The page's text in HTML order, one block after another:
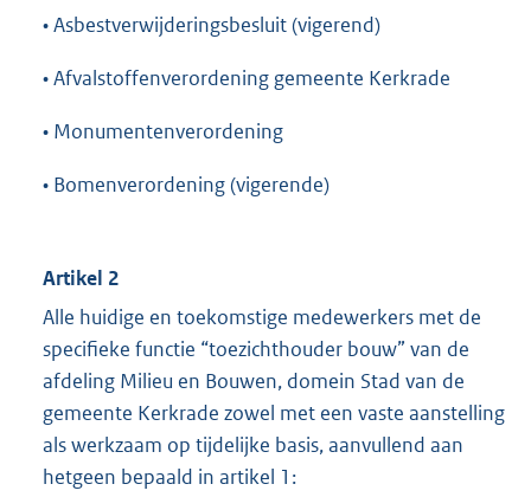
• Asbestverwijderingsbesluit (vigerend)
• Afvalstoffenverordening gemeente Kerkrade
• Monumentenverordening
• Bomenverordening (vigerende)
Artikel 2
Alle huidige en toekomstige medewerkers met de
specifieke functie “toezichthouder bouw” van de
afdeling Milieu en Bouwen, domein Stad van de
gemeente Kerkrade zowel met een vaste aanstelling
als werkzaam op tijdelijke basis, aanvullend aan
hetgeen bepaald in artikel 1: